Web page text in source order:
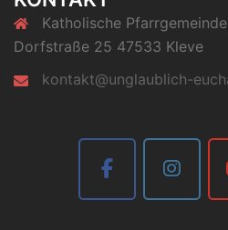
Katholische
Dorfstraße 25 47533 Kleve
kontakt@unglaublich-